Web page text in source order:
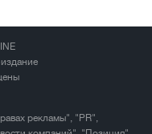
рекламы", "PR",